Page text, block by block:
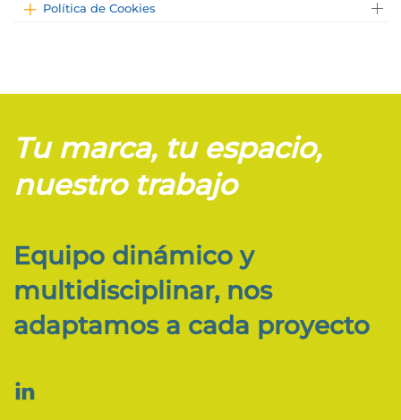
Política de Cookies
Tu marca, tu espacio,
nuestro trabajo
Equipo dinámico y
multidisciplinar, nos
adaptamos a cada proyecto